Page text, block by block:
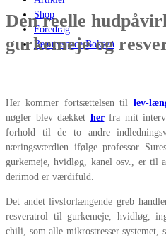
Shop
Foredrag
Beautyspace Boksen
Den reelle
gurkemeje og
Her kommer fortsættelsen til lev-
nøgler blev dækket herfra mit
forhold til de to andre
næringsværdien ifølge professor
gurkemeje, hvidløg, kanel osv., er til
derimod er værdifuld.
Det andet livsforlængende greb
resveratrol til gurkemeje, hvidløg,
chili, som alle mikrostresser systemet,